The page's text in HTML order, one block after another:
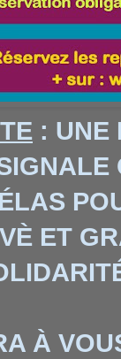
: UNE
ET
À